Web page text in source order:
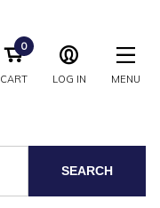
CART
0
LOG IN MENU
SEARCH